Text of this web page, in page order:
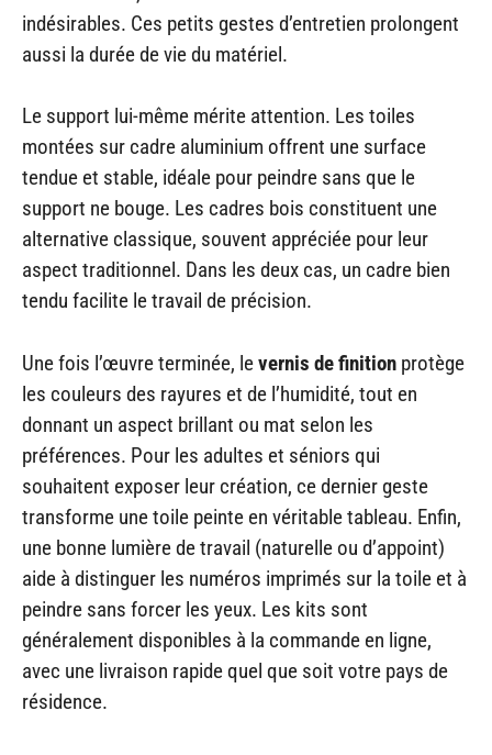
indésirables. Ces petits gestes d’entretien prolongent
aussi la durée de vie du matériel.
Le support lui-même mérite attention. Les toiles
montées sur cadre aluminium offrent une surface
tendue et stable, idéale pour peindre sans que le
support ne bouge. Les cadres bois constituent une
alternative classique, souvent appréciée pour leur
aspect traditionnel. Dans les deux cas, un cadre bien
tendu facilite le travail de précision.
Une fois l’œuvre terminée, levernis de finition protège
les couleurs des rayures et de l’humidité, tout en
donnant un aspect brillant ou mat selon les
préférences. Pour les adultes et séniors qui
souhaitent exposer leur création, ce dernier geste
transforme une toile peinte en véritable tableau. Enfin,
une bonne lumière de travail (naturelle ou d’appoint)
aide à distinguer les numéros imprimés sur la toile et à
peindre sans forcer les yeux. Les kits sont
généralement disponibles à la commande en ligne,
avec une livraison rapide quel que soit votre pays de
résidence.